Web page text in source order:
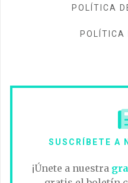
POLÍTICA
POLÍTICA
SUSCRÍBETE A
¡Únete a nuestra